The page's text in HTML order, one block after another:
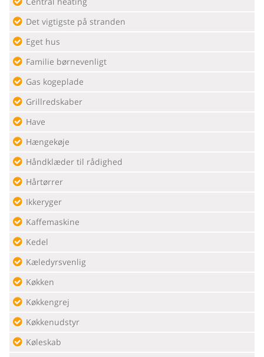
Det vigtigste på stranden
Eget hus
Familie børnevenligt
Gas kogeplade
Grillredskaber
Have
Hængekøje
Håndklæder til rådighed
Hårtørrer
Ikkeryger
Kaffemaskine
Kedel
Kæledyrsvenlig
Køkken
Køkkengrej
Køkkenudstyr
Køleskab